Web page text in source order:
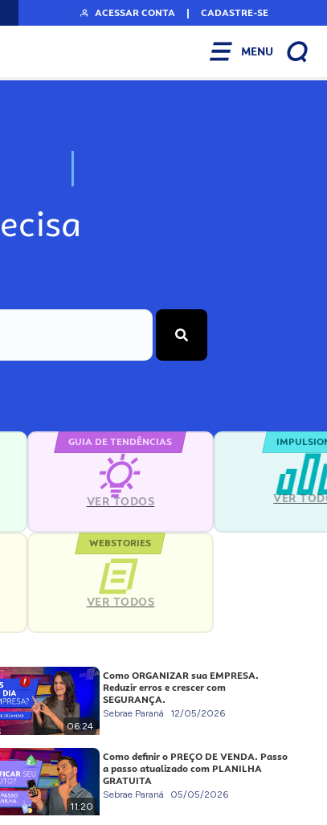
ACESSAR CONTA | CADASTRE-SE
MENU
N
GUIA DE TENDÊNCIAS
VER TODOS VER
WEBSTORIES
VER TODOS
06:24
Como ORGANIZAR sua EMPRESA.
Reduzir erros e crescer com
SEGURANÇA.
Sebrae Paraná 12/05/2026
11:20
Como definir o PREÇO DE VENDA. Passo
a passo atualizado com PLANILHA
GRATUITA
Sebrae Paraná 05/05/2026